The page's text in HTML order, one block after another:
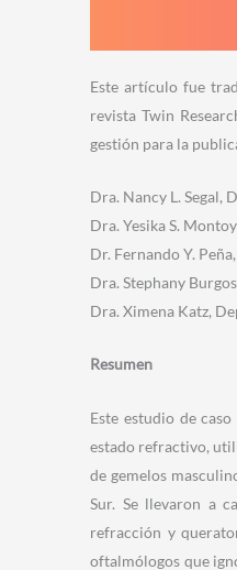
Este artículo fue
revista Twin
gestión para la
Dra. Nancy L. Segal,
Dra. Yesika S.
Dr. Fernando Y.
Dra. Stephany
Dra. Ximena Katz,
Resumen
Este estudio de
estado refractivo,
de gemelos
Sur. Se llevaron a
refracción y
oftalmólogos que